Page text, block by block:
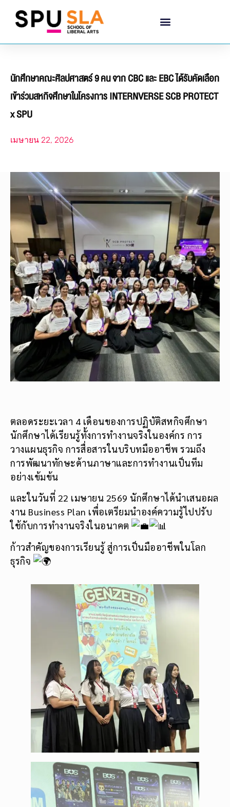
นักศึกษาคณะศิลปศาสตร์ 9 คน จาก CBC และ EBC ได้รับคัดเลือก
เข้าร่วมสหกิจศึกษาในโครงการ INTERNVERSE SCB PROTECT
x SPU
เมษายน 22, 2026
ตลอดระยะเวลา 4 เดือนของการปฏิบัติสหกิจศึกษา
นักศึกษาได้เรียนรู้ทั้งการทำงานจริงในองค์กร การ
วางแผนธุรกิจ การสื่อสารในบริบทมืออาชีพ รวมถึง
การพัฒนาทักษะด้านภาษาและการทำงานเป็นทีม
อย่างเข้มข้น
และในวันที่ 22 เมษายน 2569 นักศึกษาได้นำเสนอผล
งาน Business Plan เพื่อเตรียมนำองค์ความรู้ไปปรับ
ใช้กับการทำงานจริงในอนาคต
ก้าวสำคัญของการเรียนรู้ สู่การเป็นมืออาชีพในโลก
ธุรกิจ